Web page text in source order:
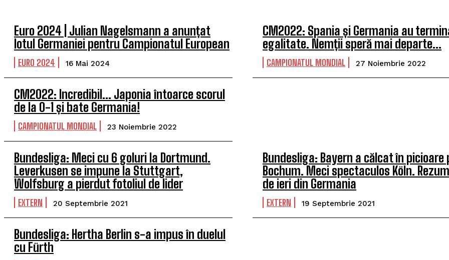
Euro 2024 | Julian Nagelsmann a anunțat
lotul Germaniei pentru Campionatul European
EURO 2024 16 Mai 2024
CM2022: Spania și Germania au
egalitate. Nemții speră mai departe…
CAMPIONATUL MONDIAL 27 Noiembrie 2022
CM2022: Incredibil… Japonia întoarce scorul
de la 0-1 și bate Germania!
CAMPIONATUL MONDIAL 23 Noiembrie 2022
Bundesliga: Meci cu 6 goluri la Dortmund.
Leverkusen se impune la Stuttgart,
Wolfsburg a pierdut fotoliul de lider
EXTERN 20 Septembrie 2021
Bundesliga: Bayern a călcat în picioare
Bochum. Meci spectaculos Köln.
de ieri din Germania
EXTERN 19 Septembrie 2021
Bundesliga: Hertha Berlin s-a impus în duelul
cu Fürth